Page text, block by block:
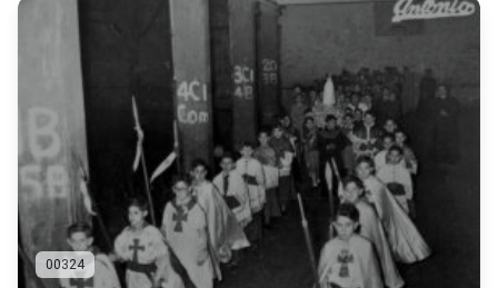
00324